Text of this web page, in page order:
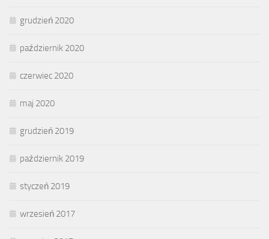
grudzień 2020
październik 2020
czerwiec 2020
maj 2020
grudzień 2019
październik 2019
styczeń 2019
wrzesień 2017